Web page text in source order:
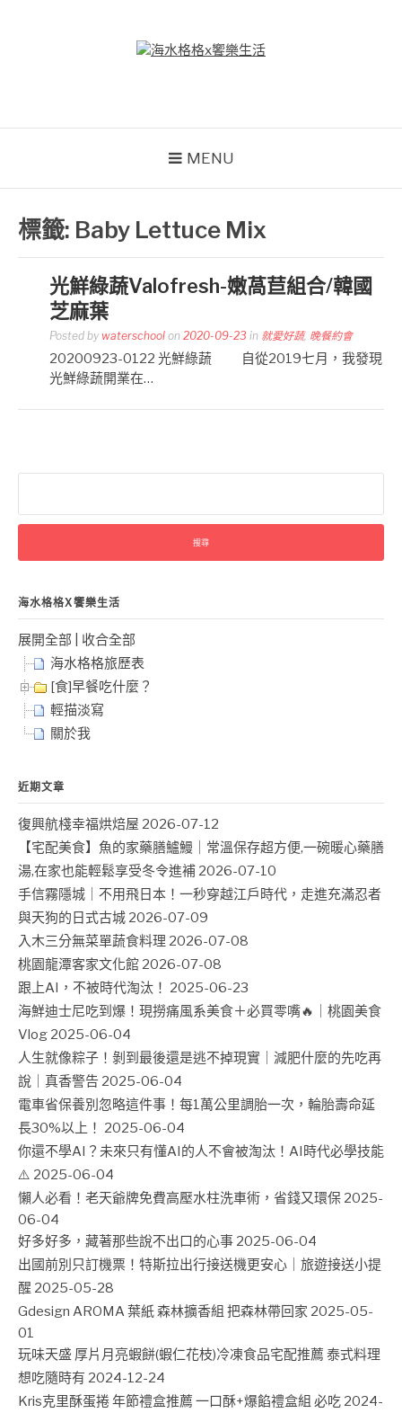
MENU
標籤: Baby Lettuce Mix
光鮮綠蔬Valofresh-嫩萵苣組合/韓國
芝麻葉
Posted by waterschool on 2020-09-23 in 就愛好蔬, 晚餐約會
20200923-0122 光鮮綠蔬 自從2019七月，我發現
光鮮綠蔬開業在…
關
字:
海水格格X饗樂生活
展開全部
收合全部
海水格格旅歷表
[食]早餐吃什麼？
輕描淡寫
關於我
近期文章
復興航棧幸福烘焙屋 2026-07-12
【宅配美食】魚的家藥膳鱸鰻｜常溫保存超方便,一碗暖心藥膳
湯,在家也能輕鬆享受冬令進補 2026-07-10
手信霧隱城｜不用飛日本！一秒穿越江戶時代，走進充滿忍者
與天狗的日式古城 2026-07-09
入木三分無菜單蔬食料理 2026-07-08
桃園龍潭客家文化館 2026-07-08
跟上AI，不被時代淘汰！ 2025-06-23
海鮮迪士尼吃到爆！現撈痛風系美食＋必買零嘴🔥｜桃園美食
Vlog 2025-06-04
人生就像粽子！剝到最後還是逃不掉現實｜減肥什麼的先吃再
說｜真香警告 2025-06-04
電車省保養別忽略這件事！每1萬公里調胎一次，輪胎壽命延
長30%以上！ 2025-06-04
你還不學AI？未來只有懂AI的人不會被淘汰！AI時代必學技能
⚠️ 2025-06-04
懶人必看！老天爺牌免費高壓水柱洗車術，省錢又環保 2025-
06-04
好多好多，藏著那些說不出口的心事 2025-06-04
出國前別只訂機票！特斯拉出行接送機更安心｜旅遊接送小提
醒 2025-05-28
Gdesign AROMA 葉紙 森林擴香組 把森林帶回家 2025-05-
01
玩味天盛 厚片月亮蝦餅(蝦仁花枝)冷凍食品宅配推薦 泰式料理
想吃隨時有 2024-12-24
Kris克里酥蛋捲 年節禮盒推薦 一口酥+爆餡禮盒組 必吃 2024-